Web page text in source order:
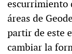
escurrimiento
áreas de
partir de este
cambiar la